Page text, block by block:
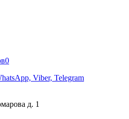
0
Viber, Telegram
д. 1